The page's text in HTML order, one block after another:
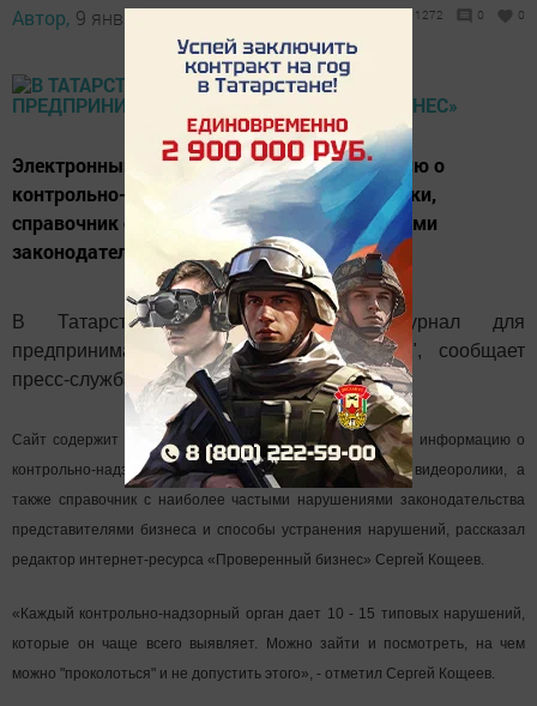
Автор, 9 января 2018 - 10:47 1272 0 0
Электронный журнал содержит информацию о
контрольно-надзорных органах, видеоролики,
справочник с наиболее частыми нарушениями
законодательства.
В Татарстане открылся интернет-журнал для
предпринимателей "Проверенный бизнес", сообщает
пресс-служба Министерства экономики РТ.
Сайт содержит базовые знания для предпринимателей, информацию о
контрольно-надзорных органах республики, полезные видеоролики, а
также справочник с наиболее частыми нарушениями законодательства
представителями бизнеса и способы устранения нарушений, рассказал
редактор интернет-ресурса «Проверенный бизнес» Сергей Кощеев.
«Каждый контрольно-надзорный орган дает 10 - 15 типовых нарушений,
которые он чаще всего выявляет. Можно зайти и посмотреть, на чем
можно "проколоться" и не допустить этого», - отметил Сергей Кощеев.